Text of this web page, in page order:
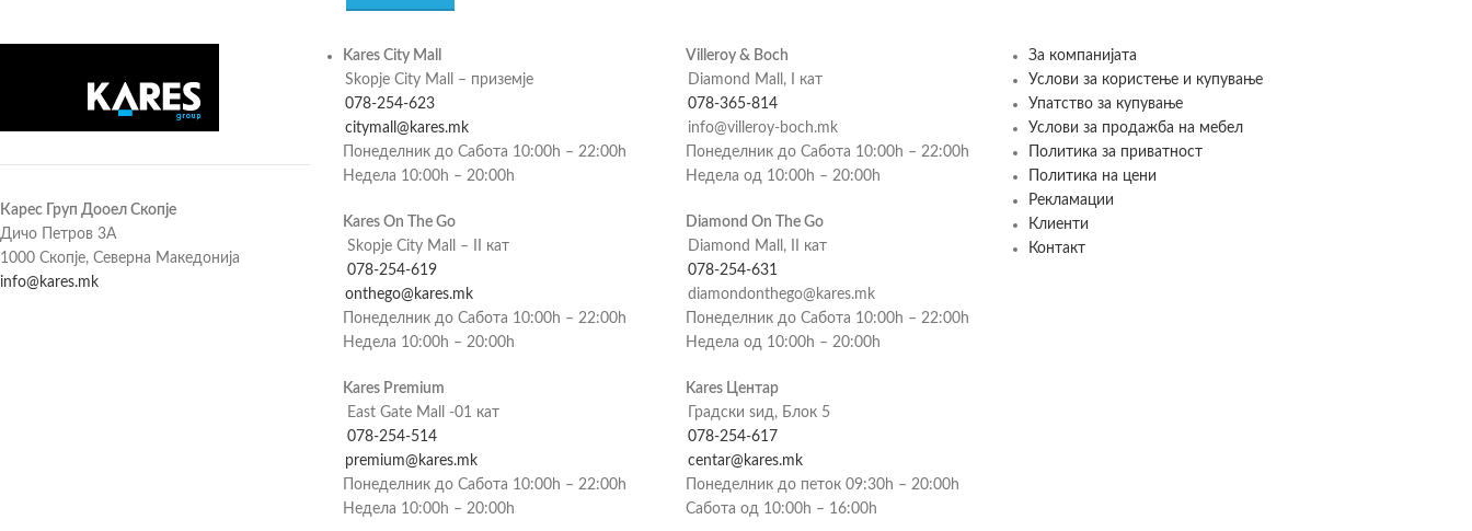
Карес Груп Дооел Скопје
Дичо Петров 3А
1000 Скопје, Северна Македонија
info@kares.mk
Kares City Mall
Skopje City Mall – приземје
078-254-623
citymall@kares.mk
Понеделник до Сабота 10:00h – 22:00h
Недела 10:00h – 20:00h
Kares On The Go
Skopje City Mall – II кат
078-254-619
onthego@kares.mk
Понеделник до Сабота 10:00h – 22:00h
Недела 10:00h – 20:00h
Kares Premium
East Gate Mall -01 кат
078-254-514
premium@kares.mk
Понеделник до Сабота 10:00h – 22:00h
Недела 10:00h – 20:00h
Villeroy & Boch
Diamond Mall, I кат
078-365-814
info@villeroy-boch.mk
Понеделник до Сабота 10:00h – 22:00h
Недела од 10:00h – 20:00h
Diamond On The Go
Diamond Mall, II кат
078-254-631
diamondonthego@kares.mk
Понеделник до Сабота 10:00h – 22:00h
Недела од 10:00h – 20:00h
Kares Центар
Градски ѕид, Блок 5
078-254-617
centar@kares.mk
Понеделник до петок 09:30h – 20:00h
Сабота од 10:00h – 16:00h
За компанијата
Услови за користење и купување
Упатство за купување
Услови за продажба на мебел
Политика за приватност
Политика на цени
Рекламации
Клиенти
Контакт